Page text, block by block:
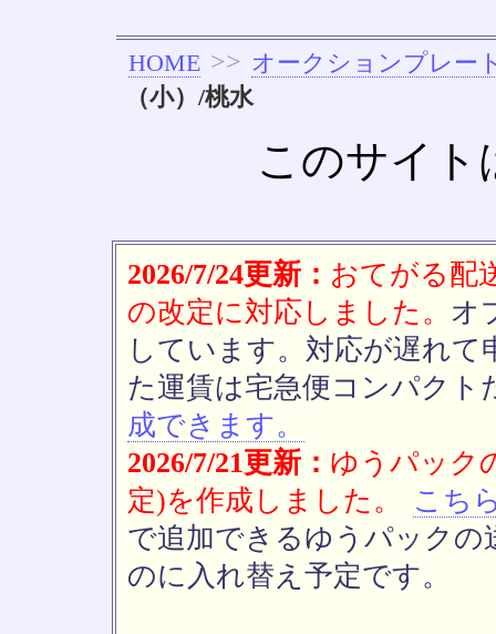
HOME >> オークションプレー
（小）/桃水
このサイト
2026/7/24更新： おてがる配
の改定に対応しました。 オ
しています。対応が遅れ
た運賃は宅急便コンパクト
成できます。
2026/7/21更新： ゆうパック
定)を作成しました。
こち
で追加できるゆうパックの
のに入れ替え予定です。